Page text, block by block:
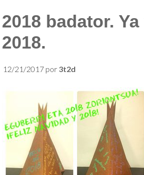
2018 badator.
2018.
12/21/2017 por 3t2d